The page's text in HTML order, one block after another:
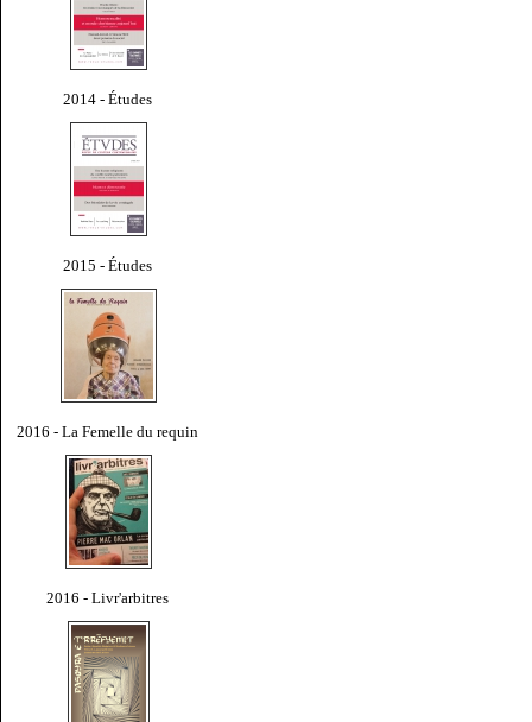
2014 - Études
2015 - Études
2016 - La Femelle du requin
2016 - Livr'arbitres